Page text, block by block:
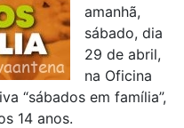
amanhã,
sábado, dia
29 de abril,
na Oficina
“sábados em família”,
14 anos.